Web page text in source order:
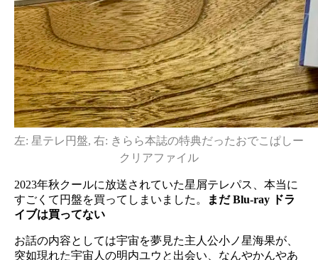
左: 星テレ円盤, 右: きらら本誌の特典だったおでこぱしー
クリアファイル
2023年秋クールに放送されていた星屑テレパス、本当に
すごくて円盤を買ってしまいました。
まだ Blu-ray ドラ
イブは買ってない
お話の内容としては宇宙を夢見た主人公小ノ星海果が、
突如現れた宇宙人の明内ユウと出会い、なんやかんやあ